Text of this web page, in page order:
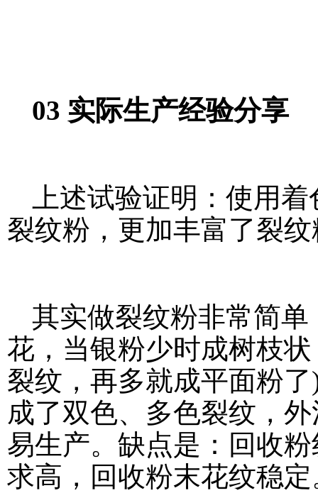
03 实际生产经验分享
上述试验证明：使用
裂纹粉，更加丰富了裂
其实做裂纹粉非常简
花，当银粉少时成树枝
裂纹，再多就成平面粉
成了双色、多色裂纹，
易生产。缺点是：回收
求高，回收粉末花纹稳定